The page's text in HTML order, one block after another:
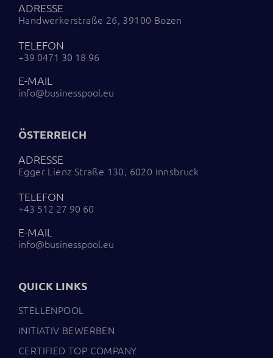
ADRESSE
Handwerkerstraße 26, 39100 Bozen
TELEFON
+39 0471 30 18 96
E-MAIL
info@businesspool.eu
ÖSTERREICH
ADRESSE
Egger Lienz Straße 130, 6020 Innsbruck
TELEFON
+43 512 27 90 60
E-MAIL
info@businesspool.eu
QUICK LINKS
STELLENPOOL
INITIATIV BEWERBEN
CERTIFIED TOP COMPANY